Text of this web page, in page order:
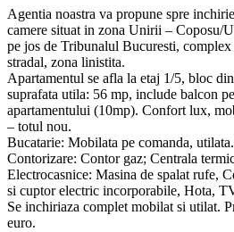
Agentia noastra va propune spre
camere situat in zona Unirii – Coposu/
pe jos de Tribunalul Bucuresti,
stradal, zona linistita.
Apartamentul se afla la etaj 1/5, bloc
suprafata utila: 56 mp, include balcon
apartamentului (10mp). Confort lux,
– totul nou.
Bucatarie: Mobilata pe comanda, utilata.
Contorizare: Contor gaz; Centrala
Electrocasnice: Masina de spalat rufe,
si cuptor electric incorporabile, Hota,
Se inchiriaza complet mobilat si utilat.
euro.